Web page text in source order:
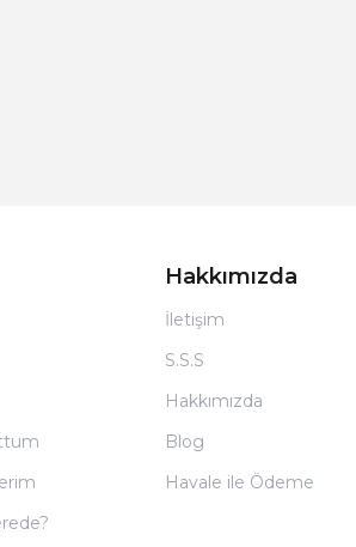
Hakkımızda
İletişim
S.S.S
Hakkımızda
Blog
Havale ile Ödeme